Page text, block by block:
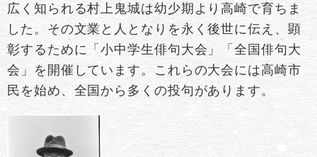
広く知られる村上鬼城は幼少期より高崎で育ちま
した。その文業と人となりを永く後世に伝え、顕
彰するために「小中学生俳句大会」「全国俳句大
会」を開催しています。これらの大会には高崎市
民を始め、全国から多くの投句があります。